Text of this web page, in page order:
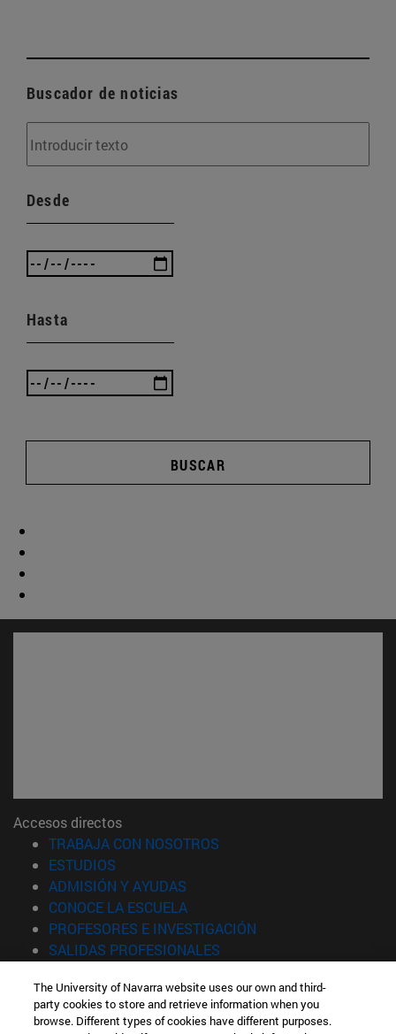
Buscador de noticias
Desde
Hasta
BUSCAR
Accesos directos
TRABAJA CON NOSOTROS
ESTUDIOS
ADMISIÓN Y AYUDAS
CONOCE LA ESCUELA(abre en nueva ventana)
PROFESORES E INVESTIGACIÓN
SALIDAS PROFESIONALES
Información
TFNO +34 943 21 98 77
The University of Navarra website uses our own and third-
party cookies to store and retrieve information when you
browse. Different types of cookies have different purposes.